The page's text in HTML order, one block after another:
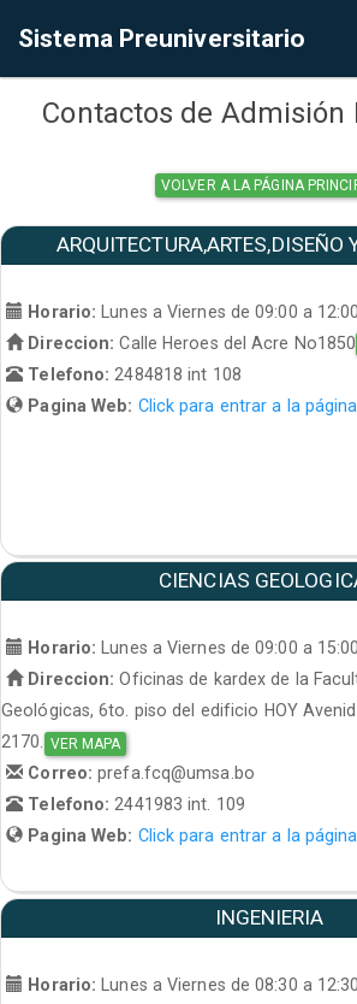
Sistema Preuniversitario
Contactos de Admisión
VOLVER A LA PÁGINA
ARQUITECTURA,ARTES,DISEÑO
Horario:
Lunes a Viernes de 09:00 a
Direccion: Calle Heroes del Acre No1850
Telefono: 2484818 int 108
Pagina Web: Click para entrar a la página
CIENCIAS
Horario: Lunes a Viernes de 09:00 a 15:00
Direccion: Oficinas de kardex de la
Geológicas, 6to. piso del edificio HOY
2170. VER MAPA
Correo:prefa.fcq@umsa.bo
Telefono:2441983 int. 109
Pagina Web: Click para entrar a la página
INGENIERIA
Horario:
Lunes a Viernes de 08:30 a